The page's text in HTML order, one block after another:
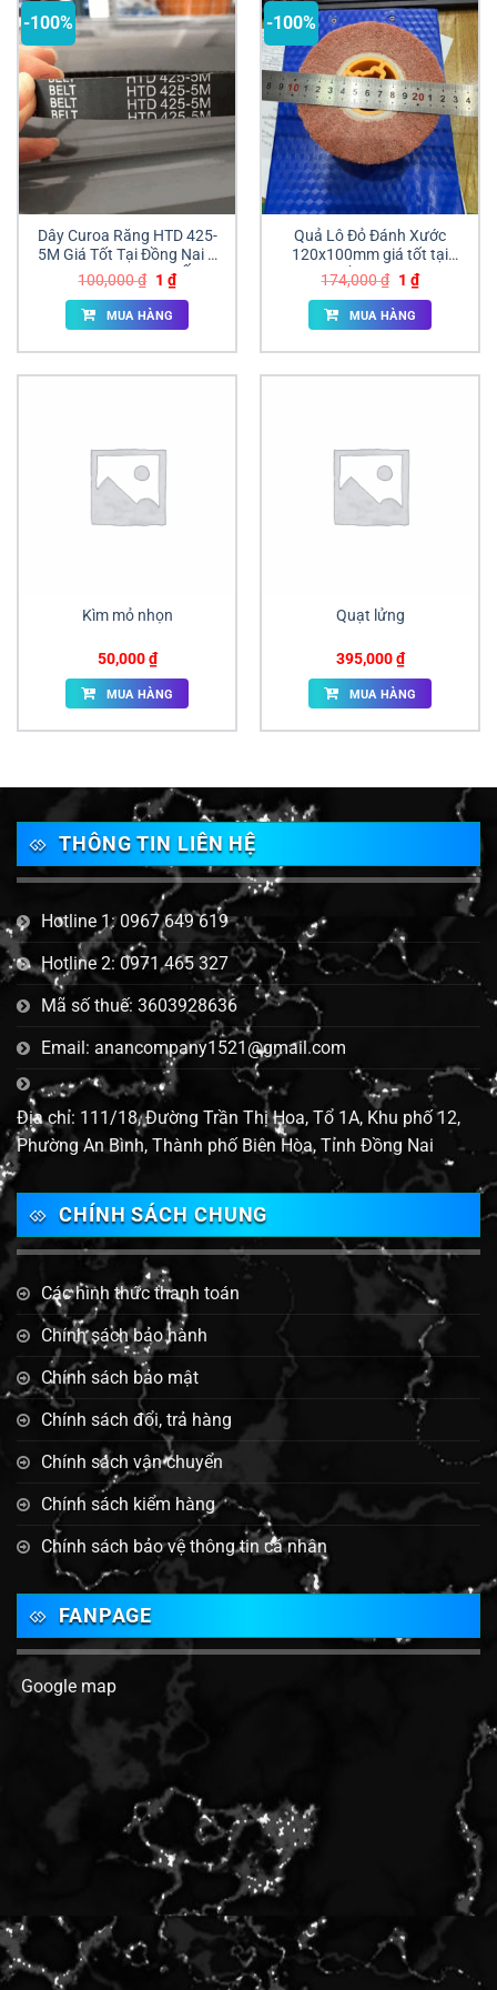
-100%
Dây Curoa Răng HTD 425-
5M Giá Tốt Tại Đồng Nai –
Hàng Nhập Nguyên Ống,
Cắt Theo Yêu Cầu
100,000₫ Giá
gốc
là:
100,000 ₫.
1 ₫Giá
hiện
tại
MUA HÀNG
-100%
Quả Lô Đỏ Đánh Xước
120x100mm giá tốt tại
đồng nai
174,000₫ Giá
gốc
là:
174,000 ₫.
1 ₫Giá
hiện
tại
MUA HÀNG
Kìm mỏ nhọn
50,000₫
MUA HÀNG
Quạt lửng
395,000₫
MUA HÀNG
THÔNG TIN LIÊN HỆ
Hotline 1: 0967 649 619
Hotline 2: 0971 465 327
Mã số thuế: 3603928636
Email: anancompany1521@gmail.com
Địa chỉ: 111/18, Đường Trần Thị Hoa, Tổ 1A, Khu phố 12,
Phường An Bình, Thành phố Biên Hòa, Tỉnh Đồng Nai
CHÍNH SÁCH CHUNG
Các hình thức thanh toán
Chính sách bảo hành
Chính sách bảo mật
Chính sách đổi, trả hàng
Chính sách vận chuyển
Chính sách kiểm hàng
Chính sách bảo vệ thông tin cá nhân
FANPAGE
Google map